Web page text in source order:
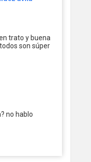
trato y buena
son súper
no hablo